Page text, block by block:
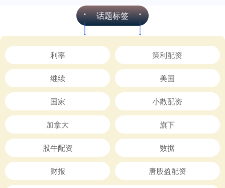
话题标签
利率 策利配资
继续 美国
国家 小散配资
加拿大 旗下
股牛配资 数据
财报 唐股盈配资